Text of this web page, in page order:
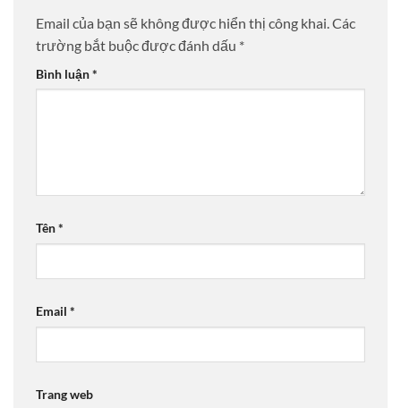
Email của bạn sẽ không được hiển thị công khai. Các
trường bắt buộc được đánh dấu *
Bình luận*
Tên*
Email *
Trang web